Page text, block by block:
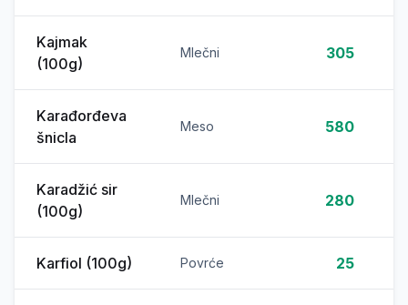
Kajmak
(100g)
Mlečni 305
Karađorđeva
šnicla
Meso 580
Karadžić sir
(100g)
Mlečni 280
Karfiol (100g) Povrće 25